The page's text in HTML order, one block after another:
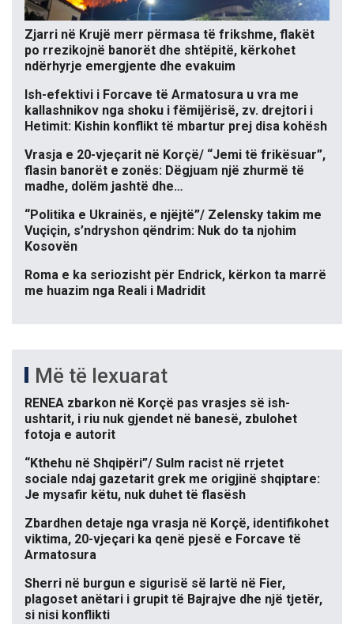
Zjarri në Krujë merr përmasa të frikshme, flakët
po rrezikojnë banorët dhe shtëpitë, kërkohet
ndërhyrje emergjente dhe evakuim
Ish-efektivi i Forcave të Armatosura u vra me
kallashnikov nga shoku i fëmijërisë, zv. drejtori i
Hetimit: Kishin konflikt të mbartur prej disa kohësh
Vrasja e 20-vjeçarit në Korçë/ “Jemi të frikësuar”,
flasin banorët e zonës: Dëgjuam një zhurmë të
madhe, dolëm jashtë dhe…
“Politika e Ukrainës, e njëjtë”/ Zelensky takim me
Vuçiçin, s’ndryshon qëndrim: Nuk do ta njohim
Kosovën
Roma e ka seriozisht për Endrick, kërkon ta marrë
me huazim nga Reali i Madridit
Më të lexuarat
RENEA zbarkon në Korçë pas vrasjes së ish-
ushtarit, i riu nuk gjendet në banesë, zbulohet
fotoja e autorit
“Kthehu në Shqipëri”/ Sulm racist në rrjetet
sociale ndaj gazetarit grek me origjinë shqiptare:
Je mysafir këtu, nuk duhet të flasësh
Zbardhen detaje nga vrasja në Korçë, identifikohet
viktima, 20-vjeçari ka qenë pjesë e Forcave të
Armatosura
Sherri në burgun e sigurisë së lartë në Fier,
plagoset anëtari i grupit të Bajrajve dhe një tjetër,
si nisi konflikti